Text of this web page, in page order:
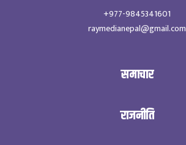
+977-9845341601
raymedianepal@gmail.com
समाचार
राजनीति